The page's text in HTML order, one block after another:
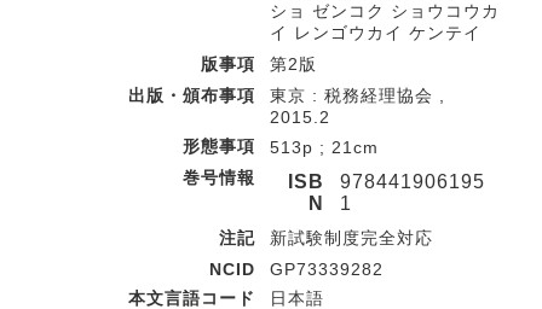
ショ ゼンコク ショウコウカ
イ レンゴウカイ ケンテイ
版事項
第2版
出版・頒布事項
東京 : 税務経理協会 ,
2015.2
形態事項
513p ; 21cm
巻号情報
ISB
N
978441906195
1
注記
新試験制度完全対応
NCID
GP73339282
本文言語コード
日本語